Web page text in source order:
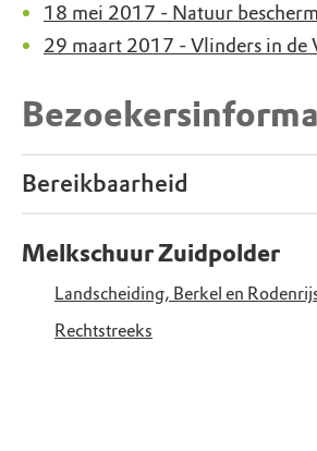
18 mei 2017 - Natuur
29 maart 2017 - Vlinders in de
Bereikbaarheid
Melkschuur Zuidpolder
Landscheiding, Berkel en
Rechtstreeks